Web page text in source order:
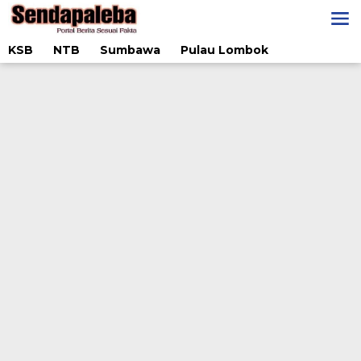
Lewati
ke
KSB
NTB Sumbawa Pulau Lombok